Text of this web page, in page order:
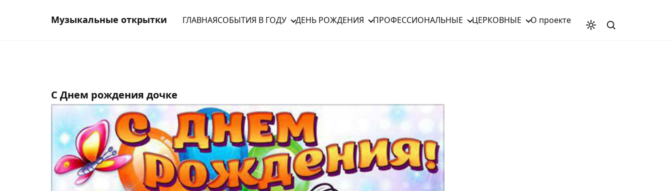
Музыкальные открытки ГЛАВНАЯСОБЫТИЯ В ГОДУ ДЕНЬ РОЖДЕНИЯ ПРОФЕССИОНАЛЬНЫЕ ЦЕРКОВНЫЕ О проекте
С Днем рождения дочке